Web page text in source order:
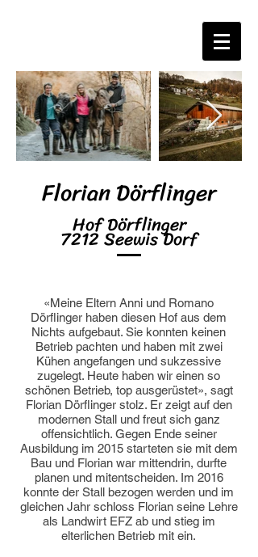
Florian Dörflinger
Hof Dörflinger
7212 Seewis Dorf
«Meine Eltern Anni und Romano
Dörflinger haben diesen Hof aus dem
Nichts aufgebaut. Sie konnten keinen
Betrieb pachten und haben mit zwei
Kühen angefangen und sukzessive
zugelegt. Heute haben wir einen so
schönen Betrieb, top ausgerüstet», sagt
Florian Dörflinger stolz. Er zeigt auf den
modernen Stall und freut sich ganz
offensichtlich. Gegen Ende seiner
Ausbildung im 2015 starteten sie mit dem
Bau und Florian war mittendrin, durfte
planen und mitentscheiden. Im 2016
konnte der Stall bezogen werden und im
gleichen Jahr schloss Florian seine Lehre
als Landwirt EFZ ab und stieg im
elterlichen Betrieb mit ein.